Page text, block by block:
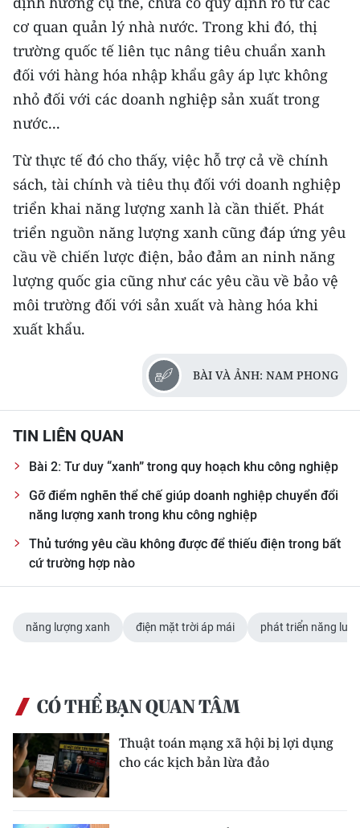
MUA BÁO
ĐỌC BÁO IN
ENGLISH
中文
FRANÇAIS
РУССКИЙ
ESPAÑOL
한국어
cơ quan quản lý nhà nước. Trong khi đó, thị
trường quốc tế liên tục nâng tiêu chuẩn xanh
đối với hàng hóa nhập khẩu gây áp lực không
nhỏ đối với các doanh nghiệp sản xuất trong
nước...
Từ thực tế đó cho thấy, việc hỗ trợ cả về chính
sách, tài chính và tiêu thụ đối với doanh nghiệp
triển khai năng lượng xanh là cần thiết. Phát
triển nguồn năng lượng xanh cũng đáp ứng yêu
cầu về chiến lược điện, bảo đảm an ninh năng
lượng quốc gia cũng như các yêu cầu về bảo vệ
môi trường đối với sản xuất và hàng hóa khi
xuất khẩu.
BÀI VÀ ẢNH: NAM PHONG
TIN LIÊN QUAN
Bài 2: Tư duy “xanh” trong quy hoạch khu công nghiệp
Gỡ điểm nghẽn thể chế giúp doanh nghiệp chuyển đổi
năng lượng xanh trong khu công nghiệp
Thủ tướng yêu cầu không được để thiếu điện trong bất
cứ trường hợp nào
năng lượng xanh điện mặt trời áp mái phát triển năng
CÓ THỂ BẠN QUAN TÂM
Thuật toán mạng xã hội bị lợi dụng
cho các kịch bản lừa đảo